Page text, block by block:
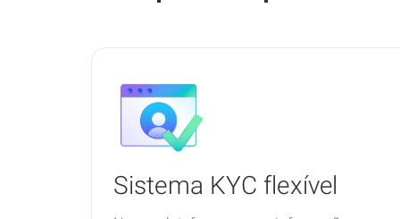
Sistema KYC flexível